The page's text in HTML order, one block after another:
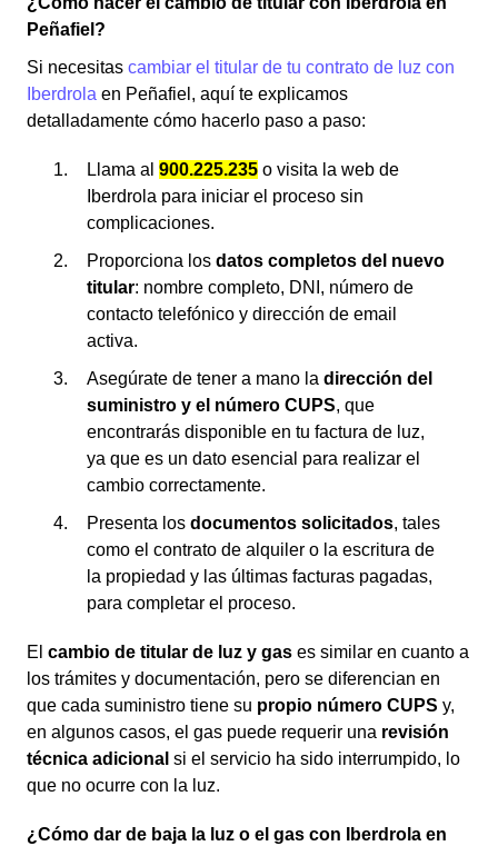
Peñafiel?
Si necesitas cambiar el titular de tu contrato de luz con
Iberdrola en Peñafiel, aquí te explicamos
detalladamente cómo hacerlo paso a paso:
Llama al 900.225.235 o visita la web de
Iberdrola para iniciar el proceso sin
complicaciones.
Proporciona los datos completos del nuevo
titular: nombre completo, DNI, número de
contacto telefónico y dirección de email
activa.
Asegúrate de tener a mano la dirección del
suministro y el número CUPS, que
encontrarás disponible en tu factura de luz,
ya que es un dato esencial para realizar el
cambio correctamente.
Presenta los documentos solicitados, tales
como el contrato de alquiler o la escritura de
la propiedad y las últimas facturas pagadas,
para completar el proceso.
El cambio de titular de luz y gas es similar en cuanto a
los trámites y documentación, pero se diferencian en
que cada suministro tiene su propio número CUPS y,
en algunos casos, el gas puede requerir una revisión
técnica adicional si el servicio ha sido interrumpido, lo
que no ocurre con la luz.
¿Cómo dar de baja la luz o el gas con Iberdrola en